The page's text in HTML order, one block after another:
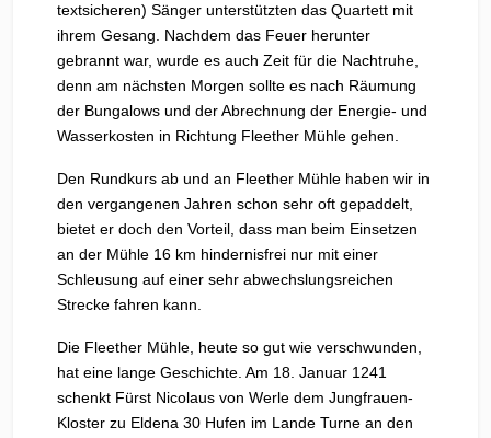
textsicheren) Sänger unterstützten das Quartett mit
ihrem Gesang. Nachdem das Feuer herunter
gebrannt war, wurde es auch Zeit für die Nachtruhe,
denn am nächsten Morgen sollte es nach Räumung
der Bungalows und der Abrechnung der Energie- und
Wasserkosten in Richtung Fleether Mühle gehen.
Den Rundkurs ab und an Fleether Mühle haben wir in
den vergangenen Jahren schon sehr oft gepaddelt,
bietet er doch den Vorteil, dass man beim Einsetzen
an der Mühle 16 km hindernisfrei nur mit einer
Schleusung auf einer sehr abwechslungsreichen
Strecke fahren kann.
Die Fleether Mühle, heute so gut wie verschwunden,
hat eine lange Geschichte. Am 18. Januar 1241
schenkt Fürst Nicolaus von Werle dem Jungfrauen-
Kloster zu Eldena 30 Hufen im Lande Turne an den